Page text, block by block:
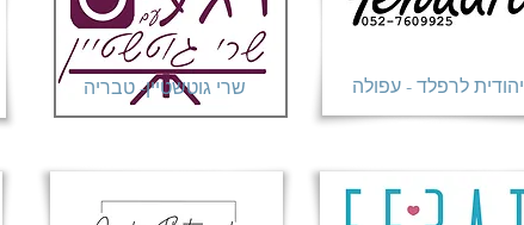
שרי גוטשטיין- טבריה יהודית לרפלד - עפולה